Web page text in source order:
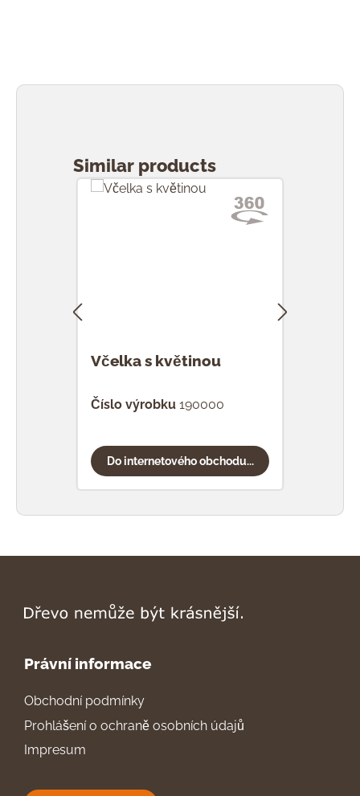
Similar products
Včelka s květinou
Číslo výrobku 190000
Do internetového obchodu...
Právní informace
Obchodní podmínky
Prohlášení o ochraně osobních údajů
Impresum